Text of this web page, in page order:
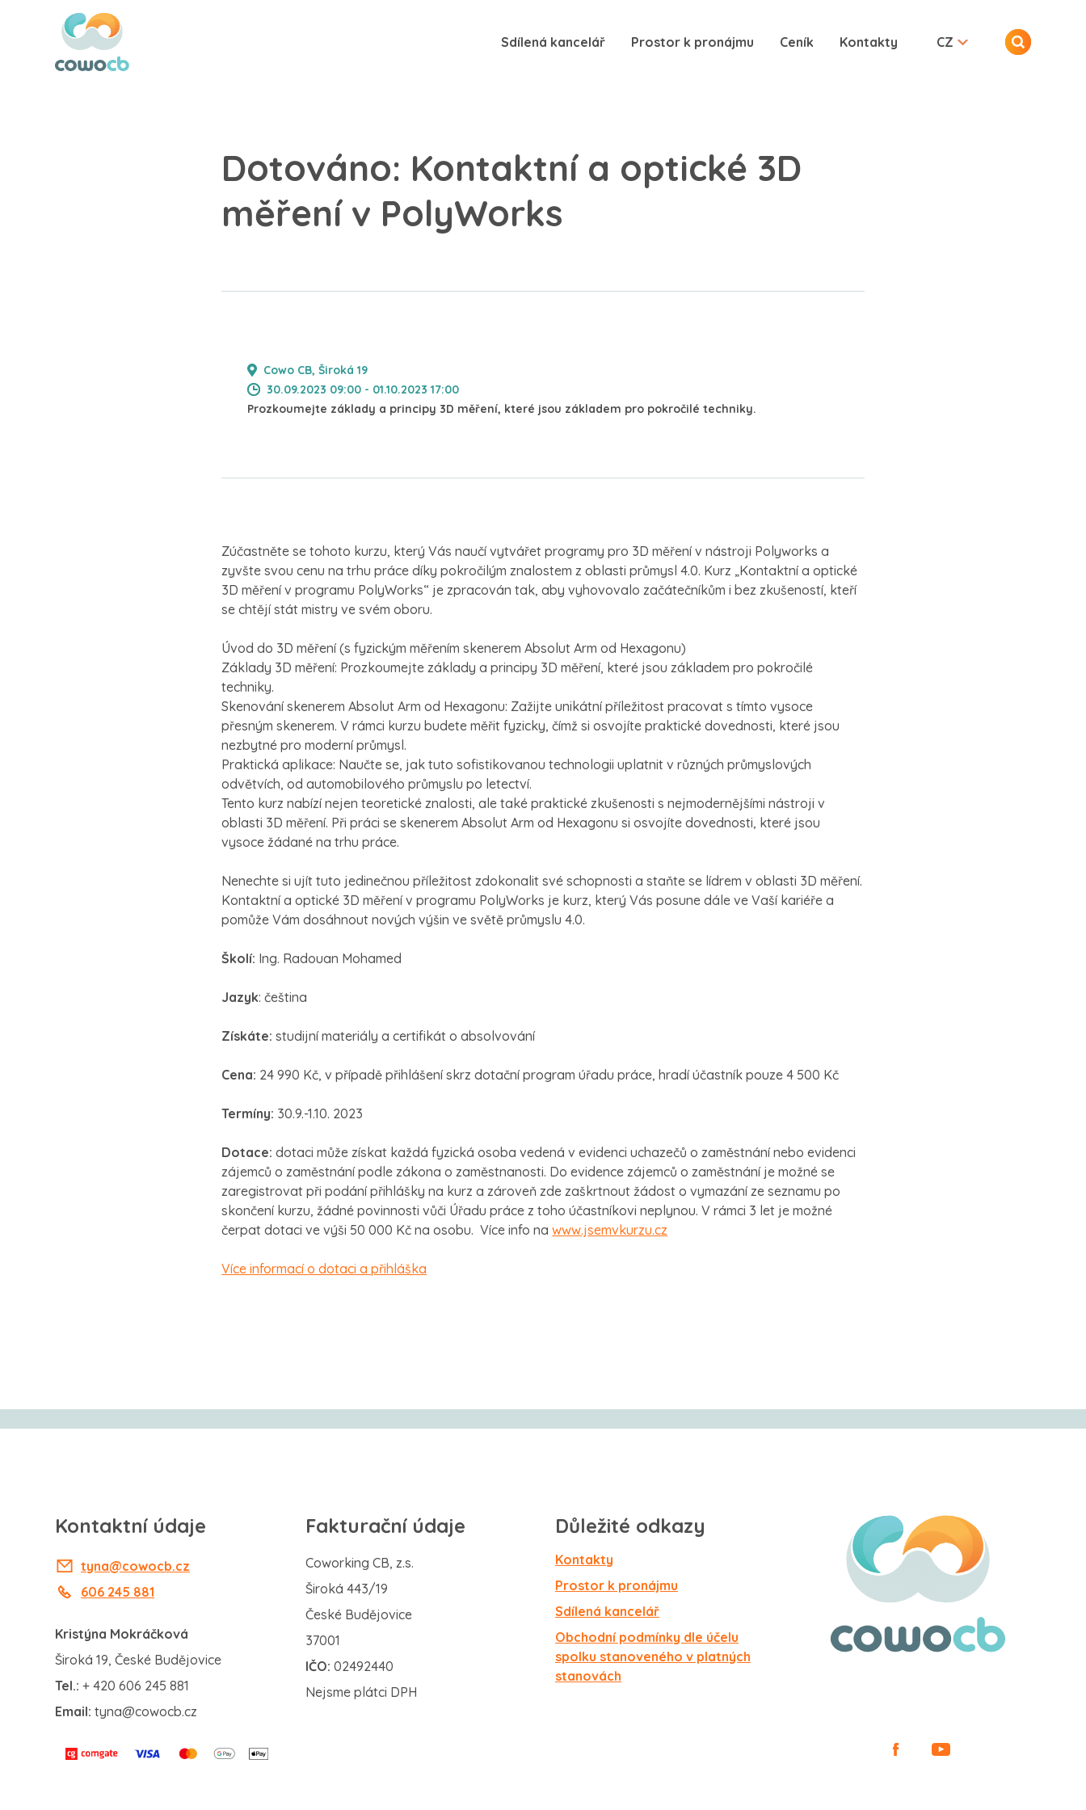
Sdílená kancelář Prostor k pronájmu Ceník Kontakty CZ
Dotováno: Kontaktní a optické 3D
měření v PolyWorks
Cowo CB, Široká 19
30.09.2023 09:00 - 01.10.2023 17:00
Prozkoumejte základy a principy 3D měření, které jsou základem pro pokročilé techniky.
Zúčastněte se tohoto kurzu, který Vás naučí vytvářet programy pro 3D měření v nástroji Polyworks a
zyvšte svou cenu na trhu práce díky pokročilým znalostem z oblasti průmysl 4.0. Kurz „Kontaktní a optické
3D měření v programu PolyWorks“ je zpracován tak, aby vyhovovalo začátečníkům i bez zkušeností, kteří
se chtějí stát mistry ve svém oboru.
Úvod do 3D měření (s fyzickým měřením skenerem Absolut Arm od Hexagonu)
Základy 3D měření: Prozkoumejte základy a principy 3D měření, které jsou základem pro pokročilé
techniky.
Skenování skenerem Absolut Arm od Hexagonu: Zažijte unikátní příležitost pracovat s tímto vysoce
přesným skenerem. V rámci kurzu budete měřit fyzicky, čímž si osvojíte praktické dovednosti, které jsou
nezbytné pro moderní průmysl.
Praktická aplikace: Naučte se, jak tuto sofistikovanou technologii uplatnit v různých průmyslových
odvětvích, od automobilového průmyslu po letectví.
Tento kurz nabízí nejen teoretické znalosti, ale také praktické zkušenosti s nejmodernějšími nástroji v
oblasti 3D měření. Při práci se skenerem Absolut Arm od Hexagonu si osvojíte dovednosti, které jsou
vysoce žádané na trhu práce.
Nenechte si ujít tuto jedinečnou příležitost zdokonalit své schopnosti a staňte se lídrem v oblasti 3D měření.
Kontaktní a optické 3D měření v programu PolyWorks je kurz, který Vás posune dále ve Vaší kariéře a
pomůže Vám dosáhnout nových výšin ve světě průmyslu 4.0.
Školí: Ing. Radouan Mohamed
Jazyk: čeština
Získáte: studijní materiály a certifikát o absolvování
Cena: 24 990 Kč, v případě přihlášení skrz dotační program úřadu práce, hradí účastník pouze 4 500 Kč
Termíny: 30.9.-1.10. 2023
Dotace:dotaci může získat každá fyzická osoba vedená v evidenci uchazečů o zaměstnání nebo evidenci
zájemců o zaměstnání podle zákona o zaměstnanosti. Do evidence zájemců o zaměstnání je možné se
zaregistrovat při podání přihlášky na kurz a zároveň zde zaškrtnout žádost o vymazání ze seznamu po
skončení kurzu, žádné povinnosti vůči Úřadu práce z toho účastníkovi neplynou. V rámci 3 let je možné
čerpat dotaci ve výši 50 000 Kč na osobu. Více info nawww.jsemvkurzu.cz
Více informací o dotaci a přihláška
Kontaktní údaje
tyna@cowocb.cz
606 245 881
Kristýna Mokráčková
Široká 19, České Budějovice
Tel.: + 420 606 245 881
Email: tyna@cowocb.cz
Fakturační údaje
Coworking CB, z.s.
Široká 443/19
České Budějovice
37001
IČO: 02492440
Nejsme plátci DPH
Důležité odkazy
Kontakty
Prostor k pronájmu
Sdílená kancelář
Obchodní podmínky dle účelu
spolku stanoveného v platných
stanovách